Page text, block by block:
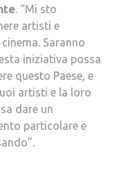
. “Mi sto
artisti e
Saranno
iniziativa possa
questo Paese, e
artisti e la loro
dare un
particolare e